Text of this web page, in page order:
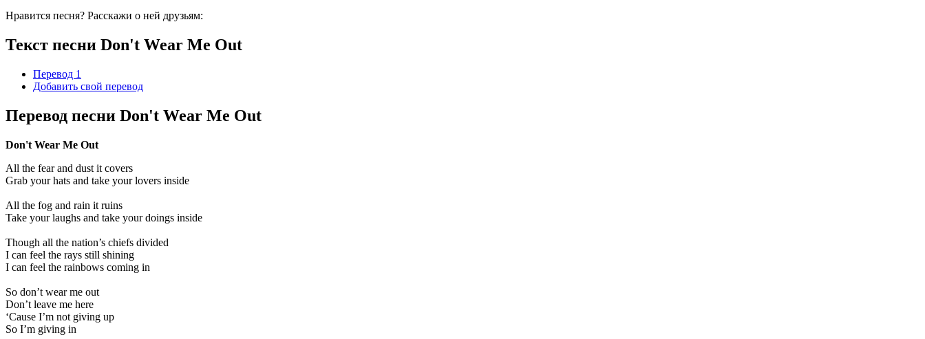
Нравится песня? Расскажи о ней друзьям:
Текст песни Don't Wear Me Out
Перевод 1
Добавить свой перевод
Перевод песни Don't Wear Me Out
Don't Wear Me Out
All the fear and dust it covers
Grab your hats and take your lovers inside
All the fog and rain it ruins
Take your laughs and take your doings inside
Though all the nation’s chiefs divided
I can feel the rays still shining
I can feel the rainbows coming in
So don’t wear me out
Don’t leave me here
‘Cause I’m not giving up
So I’m giving in